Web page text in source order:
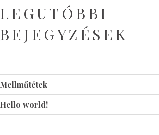
LEGUTÓBBI
BEJEGYZÉSEK
Mellműtétek
Hello world!